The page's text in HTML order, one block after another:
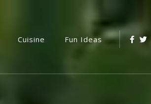
Cuisine Fun Ideas